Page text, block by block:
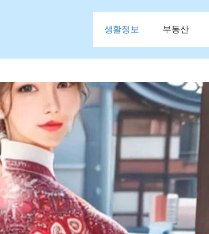
생활정보 부동산